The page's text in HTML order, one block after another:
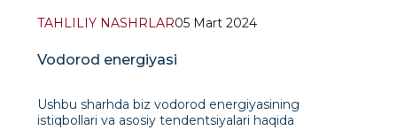
TAHLILIY NASHRLAR05 Mart 2024
Vodorod energiyasi
Ushbu sharhda biz vodorod energiyasining
istiqbollari va asosiy tendentsiyalari haqida